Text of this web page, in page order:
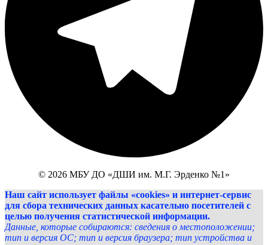
© 2026 МБУ ДО «ДШИ им. М.Г. Эрденко №1»
Наш сайт использует файлы «cookies» и интернет-сервис
для сбора технических данных касательно посетителей с
целью получения статистической информации.
Данные, которые собираются: сведения о местоположении;
тип и версия ОС; тип и версия браузера; тип устройства и